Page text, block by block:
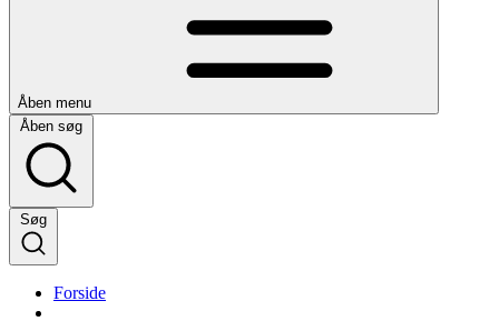
Åben menu
Åben søg
Søg
Forside